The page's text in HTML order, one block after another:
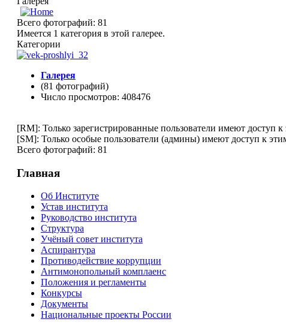
Всего фотографий: 81
Имеется 1 категория в этой галерее.
Категории
Галерея
(81 фотографий)
Число просмотров: 408476
[RM]: Только зарегистрированные пользователи имеют доступ к
[SM]: Только особые пользователи (админы) имеют доступ к
Всего фотографий: 81
Главная
Об Институте
Устав института
Руководство института
Структура
Учёный совет института
Аспирантура
Противодействие коррупции
Антимонопольный комплаенс
Положения и регламенты
Конкурсы
Документы
Национальные проекты России